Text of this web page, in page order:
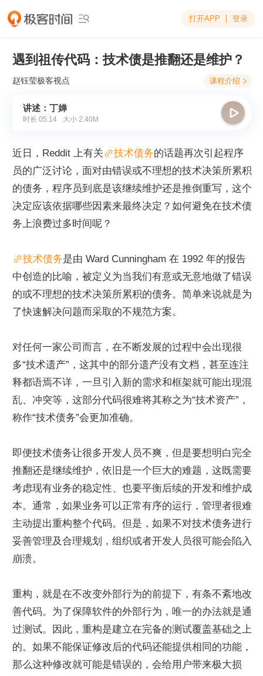
 打开APP 登录
遇到祖传代码：技术债是推翻还是维护？
赵钰莹极客视点 课程介绍 
讲述：丁婵
时长 05:14 大小 2.40M

近日，Reddit 上有关 技术债务的话题再次引起程序
员的广泛讨论，面对由错误或不理想的技术决策所累积
的债务，程序员到底是该继续维护还是推倒重写，这个
决定应该依据哪些因素来最终决定？如何避免在技术债
务上浪费过多时间呢？
技术债务是由 Ward Cunningham 在 1992 年的报告
中创造的比喻，被定义为当我们有意或无意地做了错误
的或不理想的技术决策所累积的债务。简单来说就是为
了快速解决问题而采取的不规范方案。
对任何一家公司而言，在不断发展的过程中会出现很
多“技术遗产”，这其中的部分遗产没有文档，甚至连注
释都语焉不详，一旦引入新的需求和框架就可能出现混
乱、冲突等，这部分代码很难将其称之为“技术资产”，
称作“技术债务”会更加准确。
即便技术债务让很多开发人员不爽，但是要想明白完全
推翻还是继续维护，依旧是一个巨大的难题，这既需要
考虑现有业务的稳定性、也要平衡后续的开发和维护成
本。通常，如果业务可以正常有序的运行，管理者很难
主动提出重构整个代码。但是，如果不对技术债务进行
妥善管理及合理规划，组织或者开发人员很可能会陷入
崩溃。
重构，就是在不改变外部行为的前提下，有条不紊地改
善代码。为了保障软件的外部行为，唯一的办法就是通
过测试。因此，重构是建立在完备的测试覆盖基础之上
的。如果不能保证修改后的代码还能提供相同的功能，
那么这种修改就可能是错误的，会给用户带来极大损